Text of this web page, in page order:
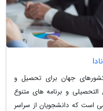
جهان برای تحصیل و
و برنامه های متنوع
است که دانشجویان از سراسر